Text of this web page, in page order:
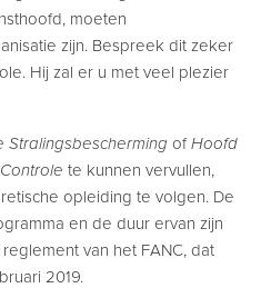
moeten
zijn. Bespreek dit zeker
Hij zal er u met veel plezier
Stralingsbescherming ofHoofd
te kunnen vervullen,
opleiding te volgen. De
en de duur ervan zijn
van het FANC, dat
2019.